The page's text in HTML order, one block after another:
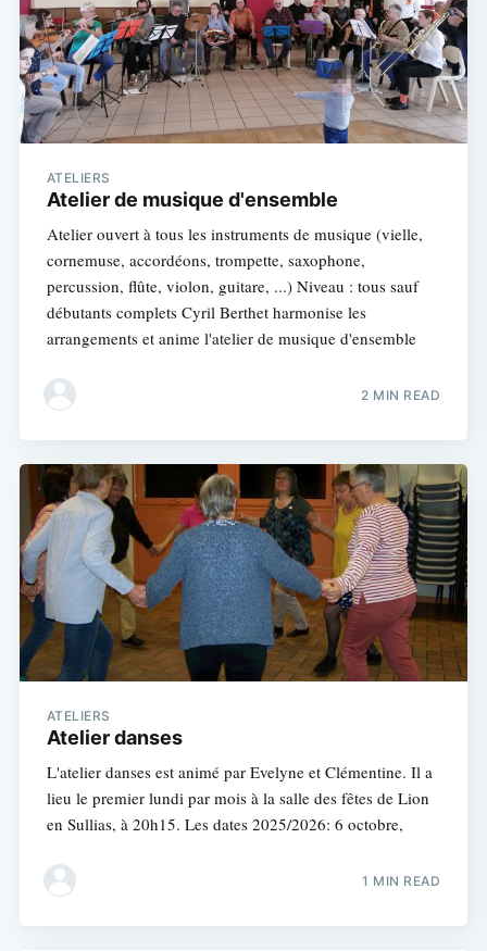
ATELIERS
Atelier de musique d'ensemble
Atelier ouvert à tous les instruments de musique (vielle,
cornemuse, accordéons, trompette, saxophone,
percussion, flûte, violon, guitare, ...) Niveau : tous sauf
débutants complets Cyril Berthet harmonise les
arrangements et anime l'atelier de musique d'ensemble
2 MIN READ
ATELIERS
Atelier danses
L'atelier danses est animé par Evelyne et Clémentine. Il a
lieu le premier lundi par mois à la salle des fêtes de Lion
en Sullias, à 20h15. Les dates 2025/2026: 6 octobre,
1 MIN READ